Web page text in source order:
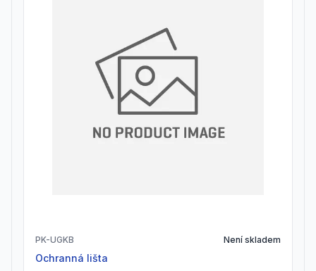
PK-UGKB Není skladem
Ochranná lišta